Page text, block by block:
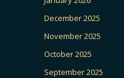
December 2025
November 2025
October 2025
September 2025